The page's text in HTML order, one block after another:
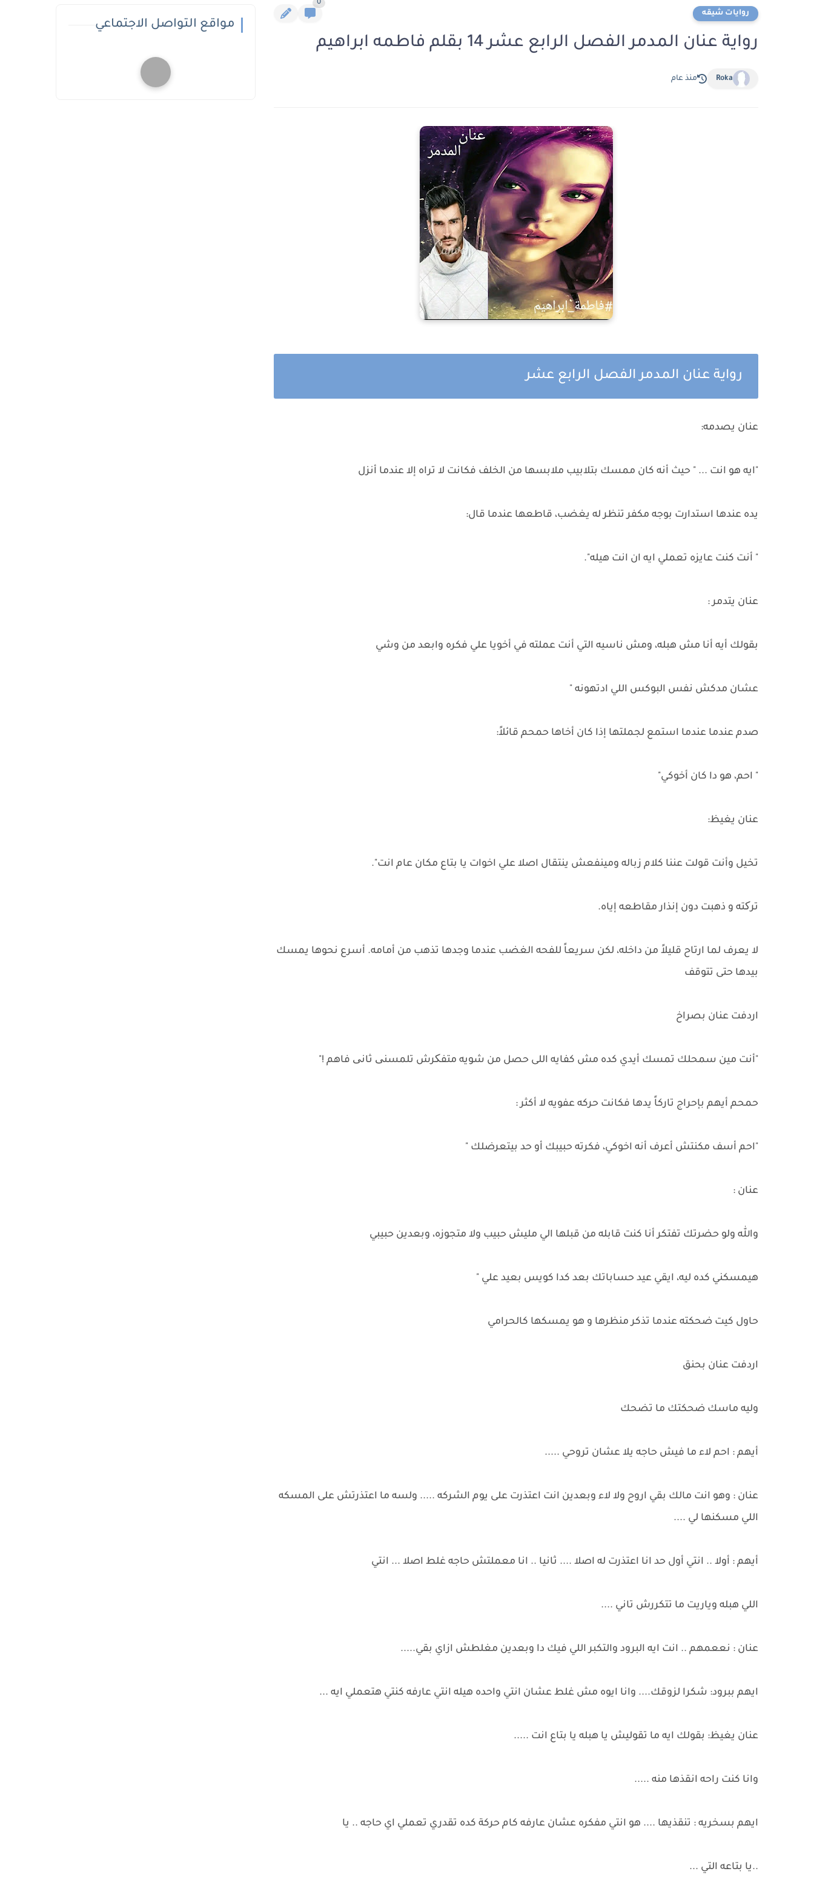
روايات شيقه
0
رواية عنان المدمر الفصل الرابع عشر 14 بقلم فاطمه ابراهيم
Roka منذ عام
رواية عنان المدمر الفصل الرابع عشر
عنان يصدمه:
"ايه هو انت ... " حيث أنه كان ممسك بتلابيب ملابسها من الخلف فكانت لا تراه إلا عندما أنزل
يده عندها استدارت بوجه مكفر تنظر له يغضب، قاطعها عندما قال:
" أنت كنت عايزه تعملي ايه ان انت هيله".
عنان يتدمر :
بقولك أيه أنا مش هبله، ومش ناسيه التي أنت عملته في أخويا علي فكره وابعد من وشي
عشان مدكش نفس البوكس اللي ادتهونه "
صدم عندما عندما استمع لجملتها إذا كان أخاها حمحم قائلاً:
" احم، هو دا كان أخوكي"
عنان يغيظ:
تخيل وأنت قولت عننا كلام زباله ومينفعش ينتقال اصلا علي اخوات يا بتاع مكان عام انت".
ترکته و ذهبت دون إنذار مقاطعه إياه.
لا يعرف لما ارتاح قليلاً من داخله، لكن سريعاً للفحه الغضب عندما وجدها تذهب من أمامه. أسرع نحوها يمسك
بيدها حتى تتوقف
اردفت عنان بصراخ
"أنت مين سمحلك تمسك أيدي كده مش كفايه اللى حصل من شويه متفکرش تلمسنی ثانی فاهم !"
حمحم أيهم بإحراج تاركاً يدها فكانت حركه عفويه لا أكثر :
"احم أسف مكنتش أعرف أنه اخوكي، فكرته حبيبك أو حد بيتعرضلك "
عنان :
والله ولو حضرتك تفتكر أنا كنت قابله من قبلها الي مليش حبيب ولا متجوزه، وبعدين حبيبي
هيمسكني كده ليه، ايقي عيد حساباتك بعد كدا كويس بعيد علي "
حاول كيت ضحكته عندما تذكر منظرها و هو يمسكها كالحرامي
اردفت عنان بحنق
وليه ماسك ضحكتك ما تضحك
أيهم : احم لاء ما فيش حاجه يلا عشان تروحي .....
عنان : وهو انت مالك بقي اروح ولا لاء وبعدين انت اعتذرت على يوم الشركه ..... ولسه ما اعتذرتش على المسكه
اللي مسكنها لي ....
أيهم : أولا .. انتي أول حد انا اعتذرت له اصلا .... ثانيا .. انا معملتش حاجه غلط اصلا ... انتي
اللي هبله وياريت ما تتكررش تاني ....
عنان : نععمهم .. انت ايه البرود والتكبر اللي فيك دا وبعدين مغلطش ازاي بقي.....
ايهم ببرود: شكرا لزوقك.... وانا ايوه مش غلط عشان انتي واحده هيله انتي عارفه كنتي هتعملي ايه ...
عنان يغيظ: بقولك ايه ما تقوليش يا هبله يا بتاع انت .....
وانا كنت راحه انقذها منه .....
ايهم بسخريه : تنقذيها .... هو انتي مفكره عشان عارفه كام حركة كده تقدري تعملي اي حاجه .. يا
..يا بتاعه التي ...
مواقع التواصل الاجتماعي